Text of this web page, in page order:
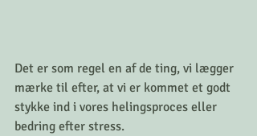
Det er som regel en af de ting, vi lægger
mærke til efter, at vi er kommet et godt
stykke ind i vores helingsproces eller
bedring efter stress.